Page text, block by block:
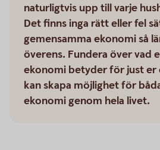
naturligtvis upp till varje
Det finns inga rätt eller fel
gemensamma ekonomi så
överens. Fundera över vad
ekonomi betyder för just er
kan skapa möjlighet för
ekonomi genom hela livet.